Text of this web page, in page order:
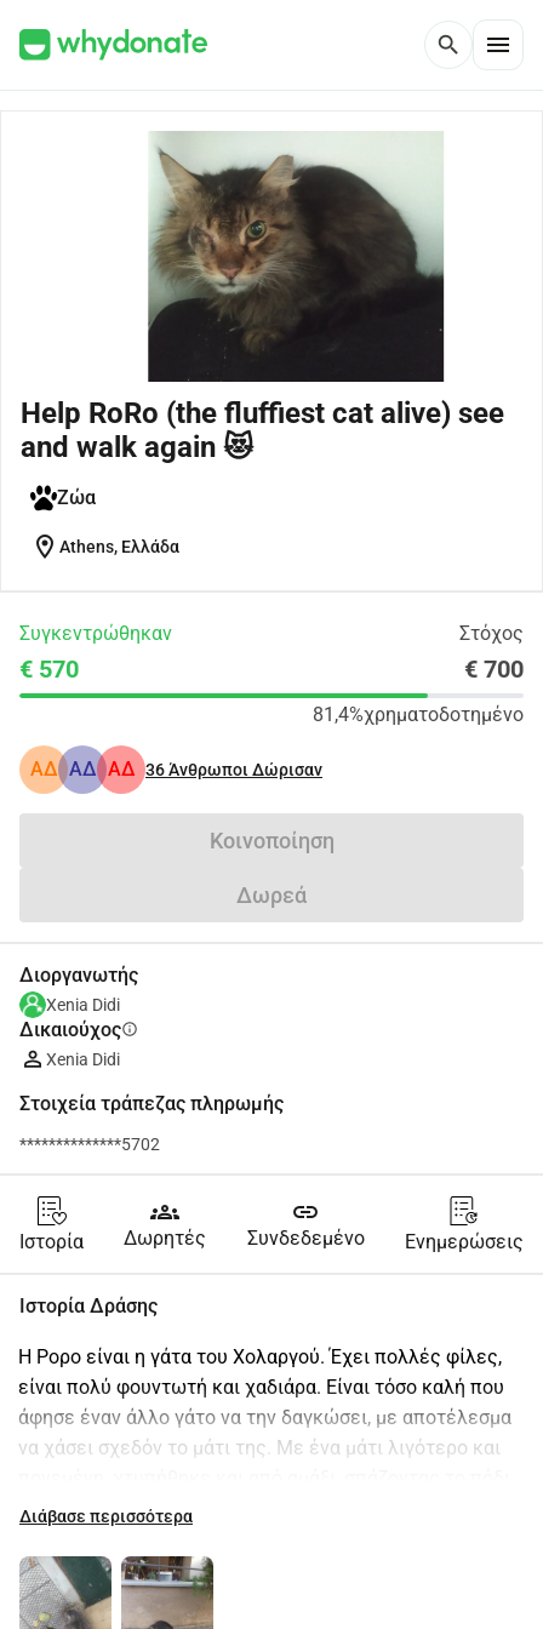
search menu
Help RoRo (the fluffiest cat alive) see
and walk again 😻
Ζώα
location_on Athens, Ελλάδα
Συγκεντρώθηκαν Στόχος
€ 570 € 700
81,4%χρηματοδοτημένο
ΑΔ ΑΔ ΑΔ 36Άνθρωποι Δώρισαν
Κοινοποίηση
Δωρεά
Διοργανωτής
Xenia Didi
Δικαιούχοςinfo
Xenia Didi
Στοιχεία τράπεζας πληρωμής
**************5702
Ιστορία
groups
Δωρητές
link
Συνδεδεμένο Ενημερώσεις
Ιστορία Δράσης
H Ρορο είναι η γάτα του Χολαργού. Έχει πολλές φίλες,
είναι πολύ φουντωτή και χαδιάρα. Είναι τόσο καλή που
άφησε έναν άλλο γάτο να την δαγκώσει, με αποτέλεσμα
να χάσει σχεδόν το μάτι της. Με ένα μάτι λιγότερο και
της. Πλέον είναι κουτσή και γκαβή. Αλλά παραμένει
γυρίσει στη γειτονιά της για να παίξει με τις φίλες της.
Το χειρουργείο που χρειάζεται κοστίζει σχεδόν όσο ο
Διάβασε περισσότερα